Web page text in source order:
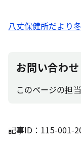
八丈保健所だより
お問い合わせ
このページの担
記事ID：115-001-